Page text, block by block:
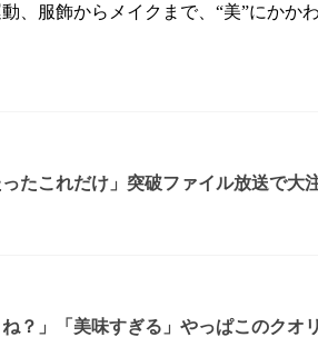
服飾からメイクまで、“美”にかか
たこれだけ」突破ファイル放送で大
？」「美味すぎる」やっぱこのクオ